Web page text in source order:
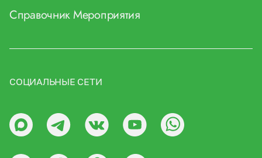
СправочникМероприятия
СОЦИАЛЬНЫЕ СЕТИ